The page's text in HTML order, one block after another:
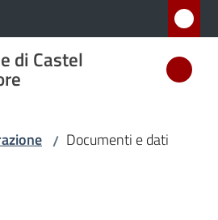
di Castel
/ Documenti e dati